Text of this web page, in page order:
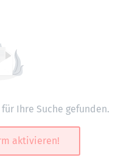
Ihre Suche gefunden.
aktivieren!